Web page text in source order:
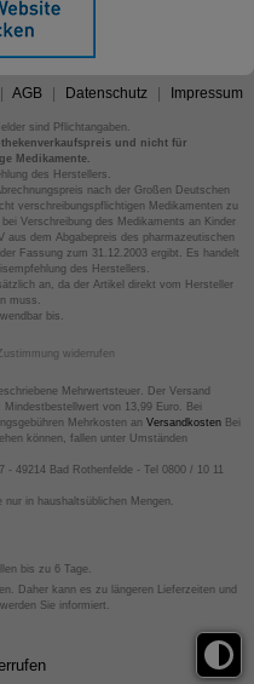
AGB Datenschutz Impressum
sind Pflichtangaben.
und nicht für
Medikamente.
des Herstellers.
nach der Großen Deutschen
verschreibungspflichtigen Medikamenten zu
Verschreibung des Medikaments an Kinder
aus dem Abgabepreis des pharmazeutischen
Fassung zum 31.12.2003 ergibt. Es handelt
des Herstellers.
an, da der Artikel direkt vom Hersteller
muss.
bis.
widerrufen
Mehrwertsteuer. Der Versand
von 13,99 Euro. Bei
Mehrkosten an VersandkostenBei
können, fallen unter Umständen
49214 Bad Rothenfelde - Tel 0800 / 10 11
in haushaltsüblichen Mengen.
bis zu 6 Tage.
Daher kann es zu längeren Lieferzeiten und
Sie informiert.